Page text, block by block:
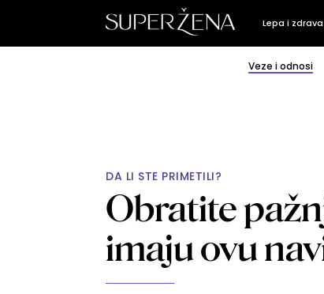
Lepa i zdrava
Veze i odnosi
DA LI STE PRIMETILI?
Obratite
imaju ovu